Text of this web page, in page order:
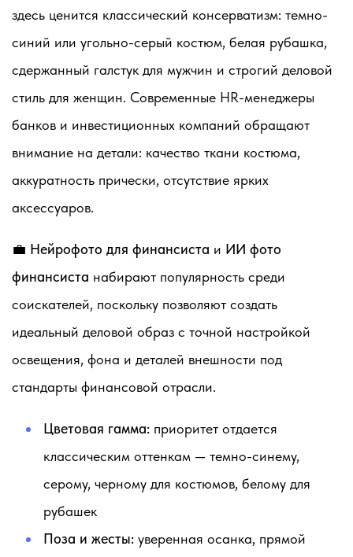
здесь ценится классический консерватизм: темно-
синий или угольно-серый костюм, белая рубашка,
сдержанный галстук для мужчин и строгий деловой
стиль для женщин. Современные HR-менеджеры
банков и инвестиционных компаний обращают
внимание на детали: качество ткани костюма,
аккуратность прически, отсутствие ярких
аксессуаров.
💼 Нейрофото для финансиста и ИИ фото
финансиста набирают популярность среди
соискателей, поскольку позволяют создать
идеальный деловой образ с точной настройкой
освещения, фона и деталей внешности под
стандарты финансовой отрасли.
Цветовая гамма: приоритет отдается
классическим оттенкам — темно-синему,
серому, черному для костюмов, белому для
рубашек
Поза и жесты: уверенная осанка, прямой